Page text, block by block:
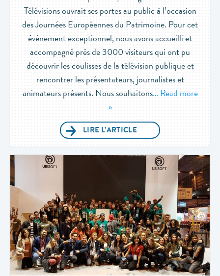
Télévisions ouvrait ses portes au public à l’occasion
des Journées Européennes du Patrimoine. Pour cet
événement exceptionnel, nous avons accueilli et
accompagné près de 3000 visiteurs qui ont pu
découvrir les coulisses de la télévision publique et
rencontrer les présentateurs, journalistes et
animateurs présents. Nous souhaitons… Read more
»
LIRE L’ARTICLE